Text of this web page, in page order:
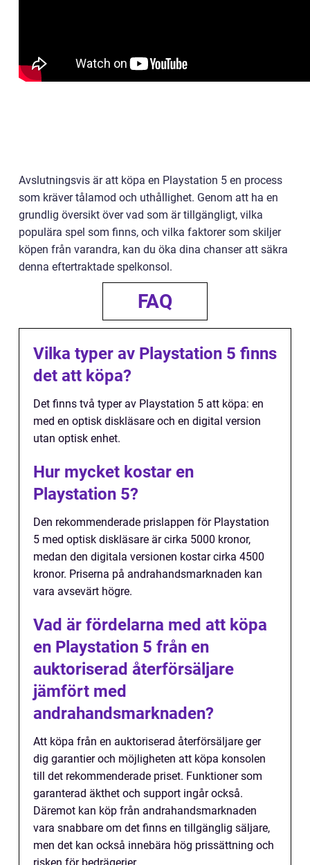
Avslutningsvis är att köpa en Playstation 5 en process
som kräver tålamod och uthållighet. Genom att ha en
grundlig översikt över vad som är tillgängligt, vilka
populära spel som finns, och vilka faktorer som skiljer
köpen från varandra, kan du öka dina chanser att säkra
denna eftertraktade spelkonsol.
FAQ
Vilka typer av Playstation 5 finns
det att köpa?
Det finns två typer av Playstation 5 att köpa: en
med en optisk diskläsare och en digital version
utan optisk enhet.
Hur mycket kostar en
Playstation 5?
Den rekommenderade prislappen för Playstation
5 med optisk diskläsare är cirka 5000 kronor,
medan den digitala versionen kostar cirka 4500
kronor. Priserna på andrahandsmarknaden kan
vara avsevärt högre.
Vad är fördelarna med att köpa
en Playstation 5 från en
auktoriserad återförsäljare
jämfört med
andrahandsmarknaden?
Att köpa från en auktoriserad återförsäljare ger
dig garantier och möjligheten att köpa konsolen
till det rekommenderade priset. Funktioner som
garanterad äkthet och support ingår också.
Däremot kan köp från andrahandsmarknaden
vara snabbare om det finns en tillgänglig säljare,
men det kan också innebära hög prissättning och